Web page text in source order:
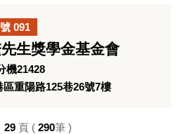
091
生獎學金基金會
機21428
重陽路125巷26號7樓
29 頁 ( 290筆 )